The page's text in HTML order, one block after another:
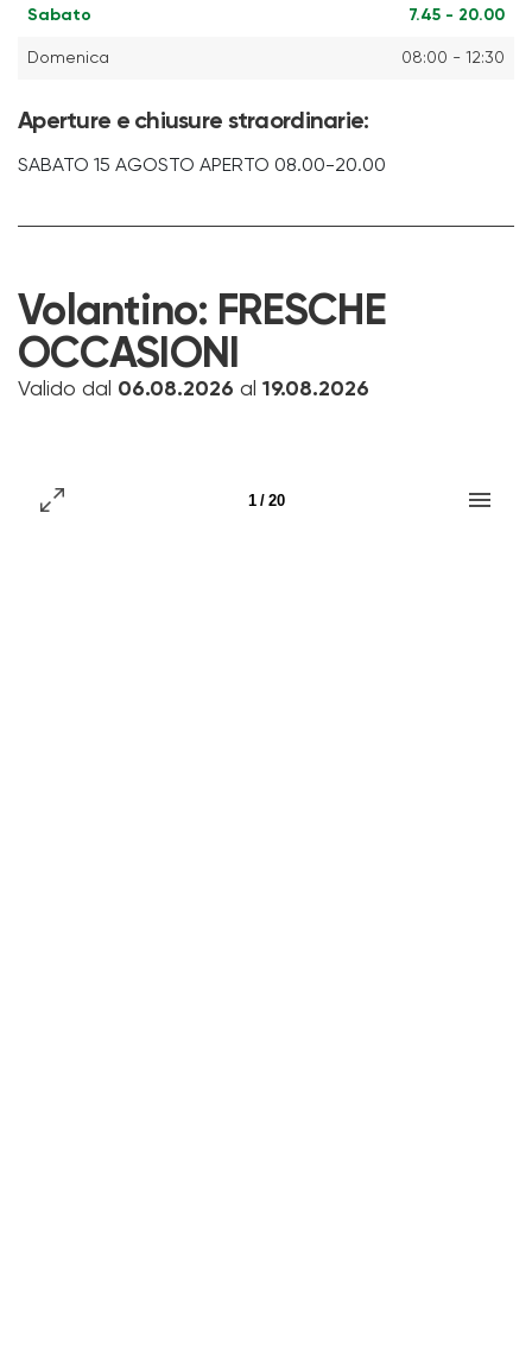
Sabato 7.45 - 20.00
Domenica 08:00 - 12:30
Aperture e chiusure straordinarie:
SABATO 15 AGOSTO APERTO 08.00-20.00
Volantino: FRESCHE
OCCASIONI
Valido dal 06.08.2026 al 19.08.2026